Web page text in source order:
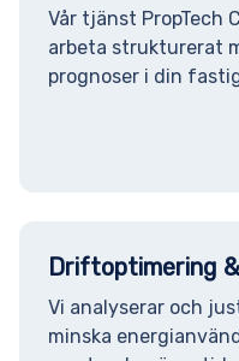
Vår tjänst PropTech
arbeta strukturerat
prognoser i din
Driftoptimering
Vi analyserar och
minska